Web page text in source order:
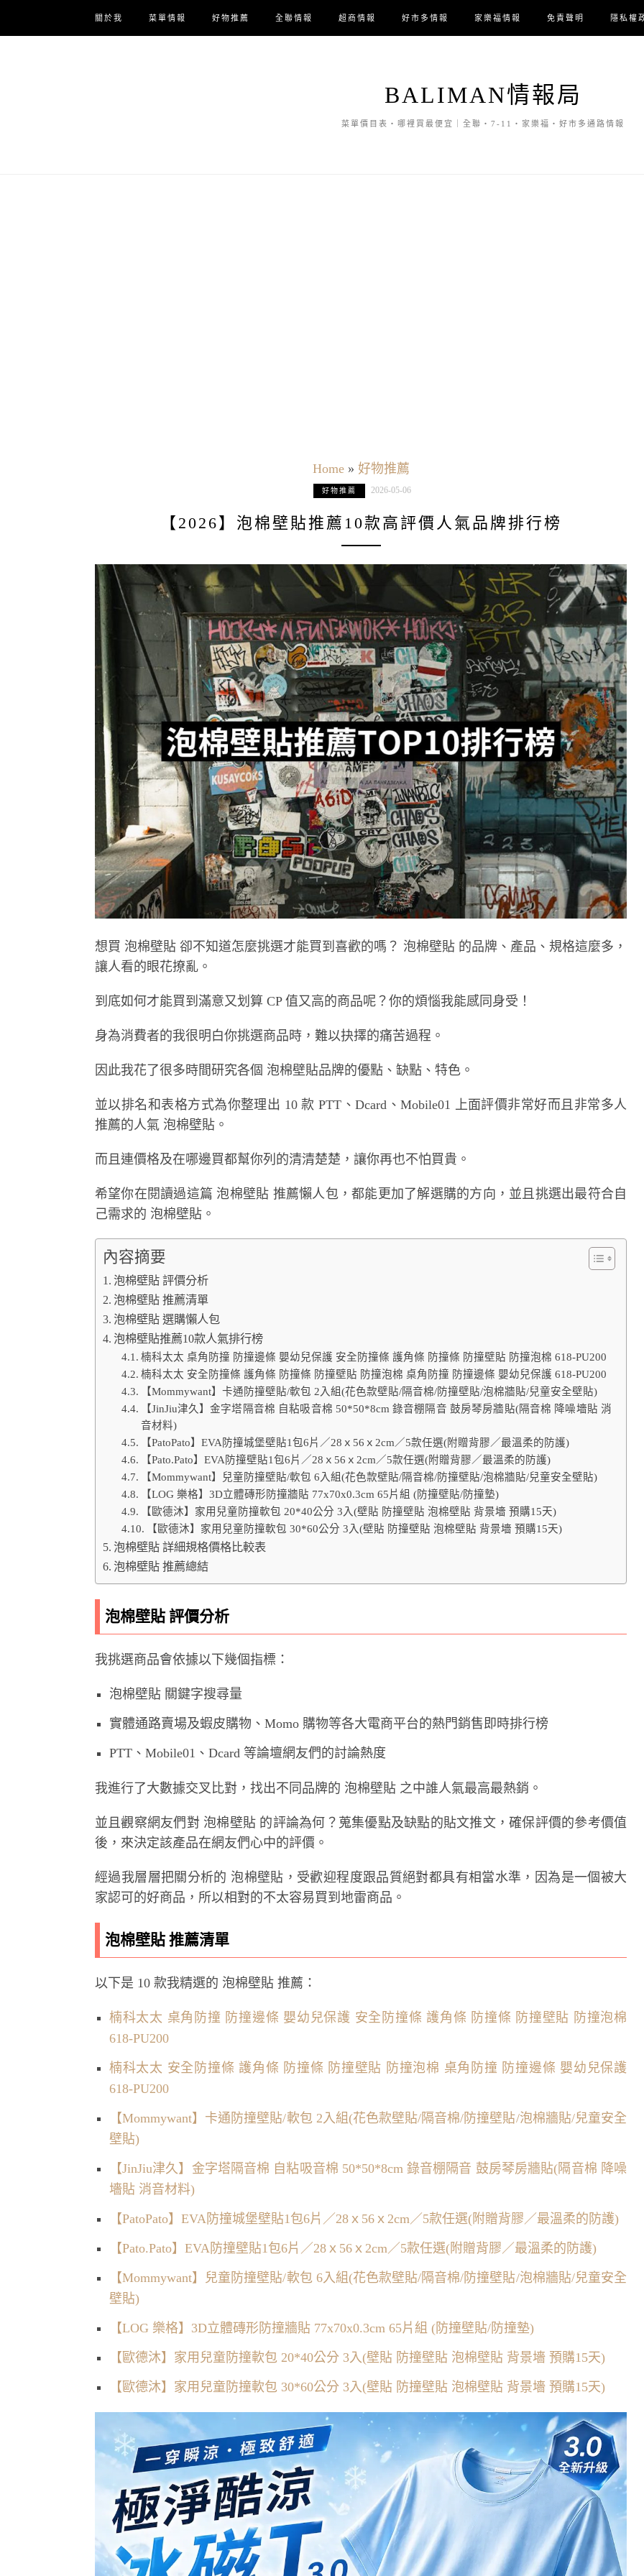
關於我 菜單情報 好物推薦 全聯情報 超商情報 好市多情報 家樂福情報 免責聲明 隱私權
BALIMAN情報局
菜單價目表・哪裡買最便宜｜全聯・7-11・家樂福・好市多通路情報
Home» 好物推薦
好物推薦 2026-05-06
【2026】泡棉壁貼推薦10款高評價人氣品牌排行榜
想買 泡棉壁貼 卻不知道怎麼挑選才能買到喜歡的嗎？ 泡棉壁貼 的品牌、產品、規格這麼多，
讓人看的眼花撩亂。
到底如何才能買到滿意又划算 CP 值又高的商品呢？你的煩惱我能感同身受！
身為消費者的我很明白你挑選商品時，難以抉擇的痛苦過程。
因此我花了很多時間研究各個 泡棉壁貼品牌的優點、缺點、特色。
並以排名和表格方式為你整理出 10 款 PTT、Dcard、Mobile01 上面評價非常好而且非常多人
推薦的人氣 泡棉壁貼。
而且連價格及在哪邊買都幫你列的清清楚楚，讓你再也不怕買貴。
希望你在閱讀過這篇 泡棉壁貼 推薦懶人包，都能更加了解選購的方向，並且挑選出最符合自
己需求的 泡棉壁貼。
內容摘要
泡棉壁貼 評價分析
泡棉壁貼 推薦清單
泡棉壁貼 選購懶人包
泡棉壁貼推薦10款人氣排行榜
楠科太太 桌角防撞 防撞邊條 嬰幼兒保護 安全防撞條 護角條 防撞條 防撞壁貼 防撞泡棉 618-PU200
楠科太太 安全防撞條 護角條 防撞條 防撞壁貼 防撞泡棉 桌角防撞 防撞邊條 嬰幼兒保護 618-PU200
【Mommywant】卡通防撞壁貼/軟包 2入組(花色款壁貼/隔音棉/防撞壁貼/泡棉牆貼/兒童安全壁貼)
【JinJiu津久】金字塔隔音棉 自粘吸音棉 50*50*8cm 錄音棚隔音 鼓房琴房牆貼(隔音棉 降噪墻貼 消
音材料)
【PatoPato】EVA防撞城堡壁貼1包6片／28ｘ56ｘ2cm／5款任選(附贈背膠／最溫柔的防護)
【Pato.Pato】EVA防撞壁貼1包6片／28ｘ56ｘ2cm／5款任選(附贈背膠／最溫柔的防護)
【Mommywant】兒童防撞壁貼/軟包 6入組(花色款壁貼/隔音棉/防撞壁貼/泡棉牆貼/兒童安全壁貼)
【LOG 樂格】3D立體磚形防撞牆貼 77x70x0.3cm 65片組 (防撞壁貼/防撞墊)
【歐德沐】家用兒童防撞軟包 20*40公分 3入(壁貼 防撞壁貼 泡棉壁貼 背景墻 預購15天)
【歐德沐】家用兒童防撞軟包 30*60公分 3入(壁貼 防撞壁貼 泡棉壁貼 背景墻 預購15天)
泡棉壁貼 詳細規格價格比較表
泡棉壁貼 推薦總結
泡棉壁貼 評價分析
我挑選商品會依據以下幾個指標：
泡棉壁貼 關鍵字搜尋量
實體通路賣場及蝦皮購物、Momo 購物等各大電商平台的熱門銷售即時排行榜
PTT、Mobile01、Dcard 等論壇網友們的討論熱度
我進行了大數據交叉比對，找出不同品牌的 泡棉壁貼 之中誰人氣最高最熱銷。
並且觀察網友們對 泡棉壁貼 的評論為何？蒐集優點及缺點的貼文推文，確保評價的參考價值
後，來決定該產品在網友們心中的評價。
經過我層層把關分析的 泡棉壁貼，受歡迎程度跟品質絕對都具有相當水準，因為是一個被大
家認可的好商品，所以相對的不太容易買到地雷商品。
泡棉壁貼 推薦清單
以下是 10 款我精選的 泡棉壁貼 推薦：
楠科太太 桌角防撞 防撞邊條 嬰幼兒保護 安全防撞條 護角條 防撞條 防撞壁貼 防撞泡棉
618-PU200
楠科太太 安全防撞條 護角條 防撞條 防撞壁貼 防撞泡棉 桌角防撞 防撞邊條 嬰幼兒保護
618-PU200
【Mommywant】卡通防撞壁貼/軟包 2入組(花色款壁貼/隔音棉/防撞壁貼/泡棉牆貼/兒童安全
壁貼)
【JinJiu津久】金字塔隔音棉 自粘吸音棉 50*50*8cm 錄音棚隔音 鼓房琴房牆貼(隔音棉 降噪
墻貼 消音材料)
【PatoPato】EVA防撞城堡壁貼1包6片／28ｘ56ｘ2cm／5款任選(附贈背膠／最溫柔的防護)
【Pato.Pato】EVA防撞壁貼1包6片／28ｘ56ｘ2cm／5款任選(附贈背膠／最溫柔的防護)
【Mommywant】兒童防撞壁貼/軟包 6入組(花色款壁貼/隔音棉/防撞壁貼/泡棉牆貼/兒童安全
壁貼)
【LOG 樂格】3D立體磚形防撞牆貼 77x70x0.3cm 65片組 (防撞壁貼/防撞墊)
【歐德沐】家用兒童防撞軟包 20*40公分 3入(壁貼 防撞壁貼 泡棉壁貼 背景墻 預購15天)
【歐德沐】家用兒童防撞軟包 30*60公分 3入(壁貼 防撞壁貼 泡棉壁貼 背景墻 預購15天)